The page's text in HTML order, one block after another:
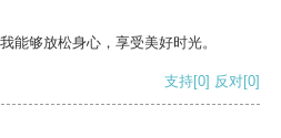
能够放松身心，享受美好时光。
支持[0] 反对[0]